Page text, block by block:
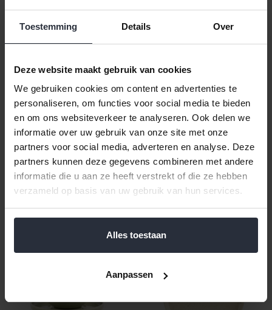
Toestemming Details Over
Deze website maakt gebruik van cookies
We gebruiken cookies om content en advertenties te
personaliseren, om functies voor social media te bieden
en om ons websiteverkeer te analyseren. Ook delen we
informatie over uw gebruik van onze site met onze
partners voor social media, adverteren en analyse. Deze
partners kunnen deze gegevens combineren met andere
informatie die u aan ze heeft verstrekt of die ze hebben
verzameld op basis van uw gebruik van hun services.
Alles toestaan
Aanpassen
Kop en schotel 22cl vanille
Blush
€8,95 Incl. btw
€7,40 Excl. btw
Beschikbaar
Blush
€8,95 Incl. btw
€7,40 Excl. btw
Beschikbaar